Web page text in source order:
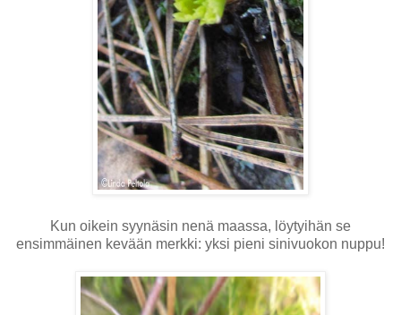
Kun oikein syynäsin nenä maassa, löytyihän se
ensimmäinen kevään merkki: yksi pieni sinivuokon nuppu!